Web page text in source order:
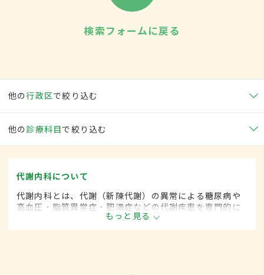
検索フォームに戻る
他の行政区で絞り込む
他の 診療科目で絞り込む
代謝内科について
代謝内科とは、代謝（新陳代謝）の異常による糖尿病や
高血圧・脂質異常症・肥満症などの代謝疾患を専門的に
取り扱う内科の一領域です。
もっと見る